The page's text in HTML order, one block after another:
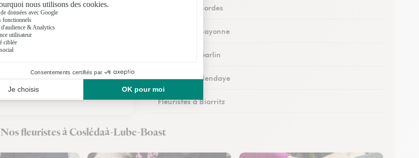
Fleuristes à Bordes
Fleuristes à Bayonne
Fleuristes à Garlin
Fleuristes à Hendaye
Fleuristes à Biarritz
Nos fleuristes à Coslédaà-Lube-Boast